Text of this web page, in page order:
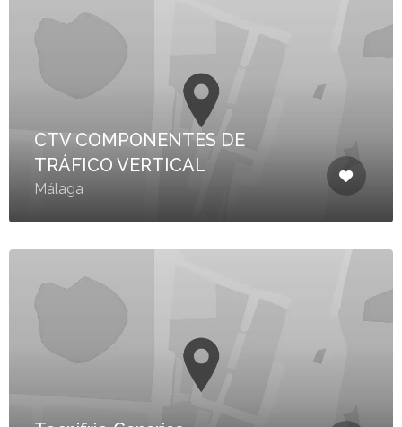
CTV COMPONENTES DE
TRÁFICO VERTICAL
Málaga